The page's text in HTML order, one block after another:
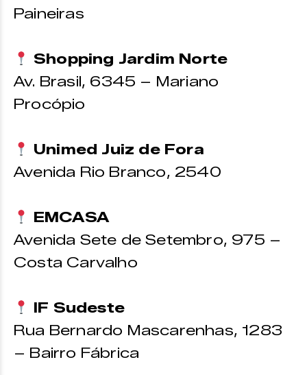
Paineiras
Shopping Jardim Norte
Av. Brasil, 6345 – Mariano
Procópio
Unimed Juiz de Fora
Avenida Rio Branco, 2540
EMCASA
Avenida Sete de Setembro, 975 –
Costa Carvalho
IF Sudeste
Rua Bernardo Mascarenhas, 1283
– Bairro Fábrica